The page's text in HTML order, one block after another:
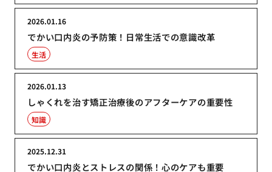
でかい口内炎の予防策！日常生活での意識改革
2026.01.16
生活
しゃくれを治す矯正治療後のアフターケアの重要性
2026.01.13
知識
でかい口内炎とストレスの関係！心のケアも重要
2025.12.31